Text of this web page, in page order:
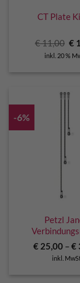
CT Plate
€11,00 €
inkl. 20 %
-6%
Petzl
€25,00– €
inkl.